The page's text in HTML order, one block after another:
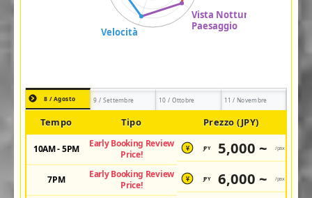
8 / Agosto 9 / Settembre 10 / Ottobre 11 / Novembre
Tempo Tipo Prezzo (JPY)
10AM - 5PM
Early Booking Review
Price!
¥ JPY 5,000 ~ /pax
7PM
Early Booking Review
Price!
¥ JPY 6,000 ~ /pax